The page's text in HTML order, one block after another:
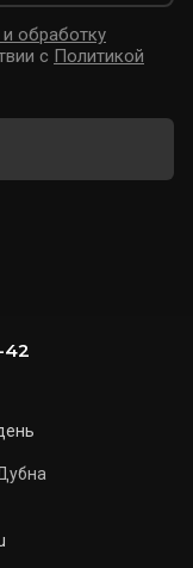
обработку
с Политикой
42